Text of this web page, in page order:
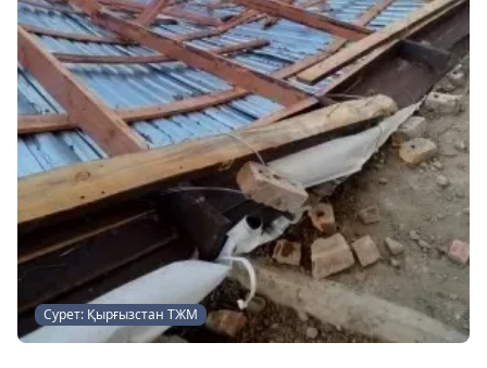
Сурет: Қырғызстан ТЖМ